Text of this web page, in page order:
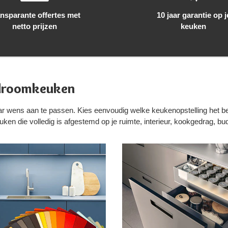
offertes met
netto prijzen
10 jaar garantie op
keuken
wens aan te passen. Kies eenvoudig welke keukenopstelling het
die volledig is afgestemd op je ruimte, interieur, kookgedrag,